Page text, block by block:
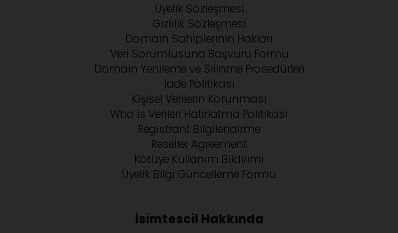
Üyelik Sözleşmesi
Gizlilik Sözleşmesi
Domain Sahiplerinin Hakları
Veri Sorumlusuna Başvuru Formu
Domain Yenileme ve Silinme Prosedürleri
İade Politikası
Kişisel Verilerin Korunması
Who is Verileri Hatırlatma Politikası
Registrant Bilgilendirme
Reseller Agreement
Kötüye Kullanım Bildirimi
Üyelik Bilgi Güncelleme Formu
İsimtescil Hakkında